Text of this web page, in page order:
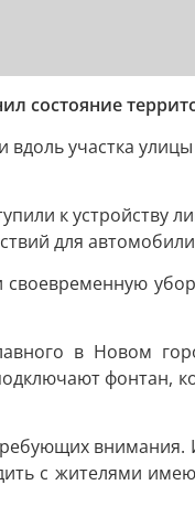
состояние
участка
к устройству
для
своевременную
в Новом
фонтан,
с жителями